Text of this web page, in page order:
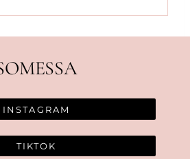
INSTAGRAM
TIKTOK